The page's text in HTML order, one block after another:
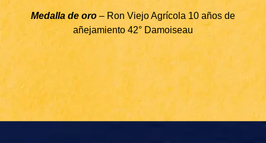
Medalla de oro– Ron Viejo Agrícola 10 años de
añejamiento 42° Damoiseau